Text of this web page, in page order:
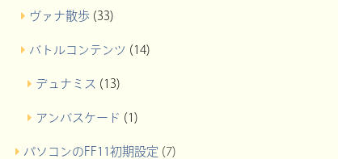
ヴァナ散歩 (33)
バトルコンテンツ (14)
デュナミス (13)
アンバスケード (1)
パソコンのFF11初期設定 (7)